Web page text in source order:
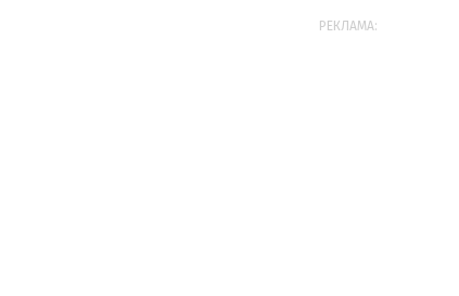
РЕКЛАМА: